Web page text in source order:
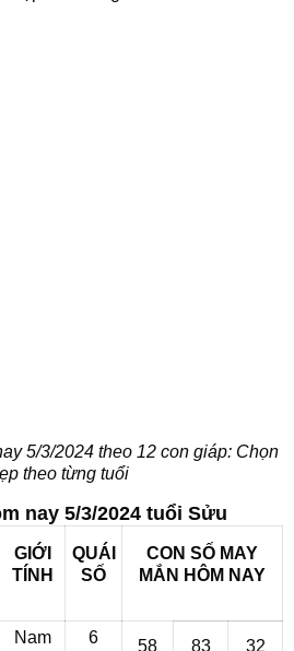
5/3/2024 theo 12 con giáp: Chọn
theo từng tuổi
nay 5/3/2024 tuổi Sửu
GIỚI
TÍNH
QUÁI
SỐ
CON SỐ MAY
MẮN HÔM NAY
Nam 6 58 83 32